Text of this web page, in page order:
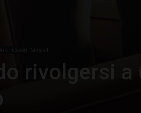
Informazioni Generali
rivolgersi a